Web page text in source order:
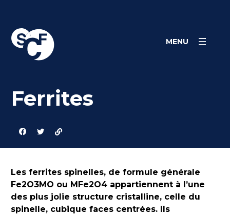
content
MENU
Ferrites
Les ferrites spinelles, de formule générale
Fe2O3MO ou MFe2O4 appartiennent à l’une
des plus jolie structure cristalline, celle du
spinelle, cubique faces centrées. Ils